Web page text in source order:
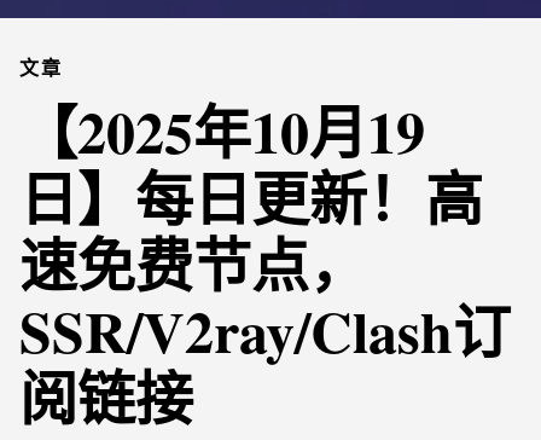
文章
【2025年10月19
日】每日更新！高
速免费节点，
SSR/V2ray/Clash订
阅链接